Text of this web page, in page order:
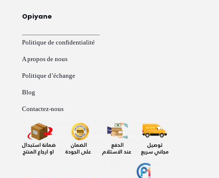
Opiyane
Politique de confidentialité
A propos de nous
Politique d’échange
Blog
Contactez-nous